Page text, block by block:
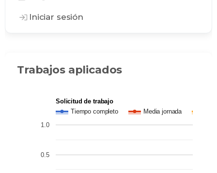
Iniciar sesión
Trabajos aplicados
Solicitud de trabajo
Tiempo completo
Media jornada
0.5
1.0